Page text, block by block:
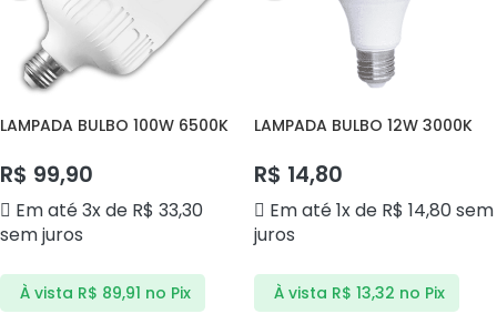
LAMPADA BULBO 100W 6500K
R$ 99,90
Em até 3x de R$ 33,30
sem juros
À vista R$ 89,91 no Pix
LAMPADA BULBO 12W 3000K
R$ 14,80
Em até 1x de R$ 14,80sem
juros
À vista R$ 13,32 no Pix